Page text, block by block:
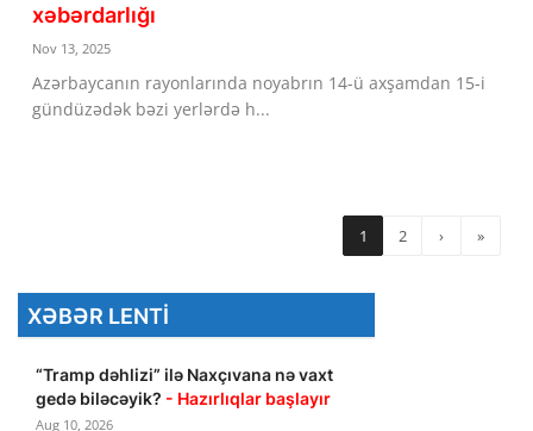
xəbərdarlığı
Nov 13, 2025
Azərbaycanın rayonlarında noyabrın 14-ü axşamdan 15-i
gündüzədək bəzi yerlərdə h...
1 2 › »
XƏBƏR LENTI
“Tramp dəhlizi” ilə Naxçıvana nə vaxt
gedə biləcəyik? - Hazırlıqlar başlayır
Aug 10, 2026